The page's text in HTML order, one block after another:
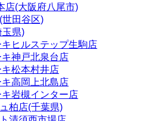
店(大阪府八尾市)
田谷区)
玉県)
ヒルステップ生駒店
神戸北泉台店
松本村井店
高岡上北島店
岩槻インター店
柏店(千葉県)